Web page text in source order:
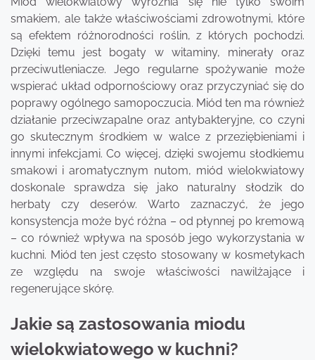
smakiem, ale także właściwościami zdrowotnymi, które
są efektem różnorodności roślin, z których pochodzi.
Dzięki temu jest bogaty w witaminy, minerały oraz
przeciwutleniacze. Jego regularne spożywanie może
wspierać układ odpornościowy oraz przyczyniać się do
poprawy ogólnego samopoczucia. Miód ten ma również
działanie przeciwzapalne oraz antybakteryjne, co czyni
go skutecznym środkiem w walce z przeziębieniami i
innymi infekcjami. Co więcej, dzięki swojemu słodkiemu
smakowi i aromatycznym nutom, miód wielokwiatowy
doskonale sprawdza się jako naturalny słodzik do
herbaty czy deserów. Warto zaznaczyć, że jego
konsystencja może być różna – od płynnej po kremową
– co również wpływa na sposób jego wykorzystania w
kuchni. Miód ten jest często stosowany w kosmetykach
ze względu na swoje właściwości nawilżające i
regenerujące skórę.
Jakie są zastosowania miodu
wielokwiatowego w kuchni?